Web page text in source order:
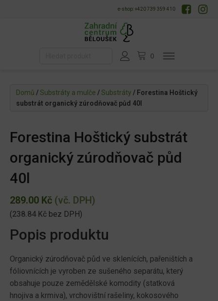
e-shop: +420 739 359 410
Domů /Substráty a mulče /Substráty / Forestina Hoštický
substrát organický zúrodňovač půd 40l
Forestina Hoštický substrát
organický zúrodňovač půd
40l
289.00 Kč (vč. DPH)
(238.84 Kč bez DPH)
Popis produktu
Organický zúrodňovač půd ve sklenících, pařeništích a
fóliovnících je vyroben ze sušeného separátu, který
obsahuje pouze zemědělské komodity (statková
hnojiva a krmiva), vrchovištní rašeliny, kokosového